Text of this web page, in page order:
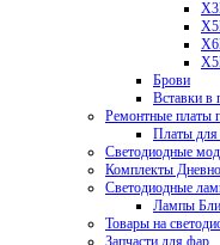
Брови
Вставки в
Ремонтные платы
Платы
Светодиодные
Комплекты
Светодиодные
Лампы
Товары на
Запчасти для фар